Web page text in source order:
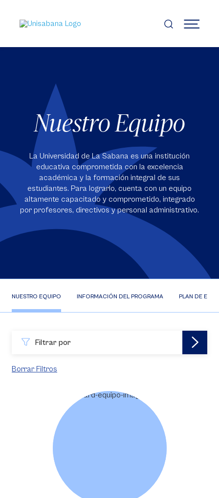
contenido
principal
MENÚ
Nuestro Equipo
La Universidad de La Sabana es una institución
educativa comprometida con la excelencia
académica y la formación integral de sus
estudiantes. Para lograrlo, cuenta con un equipo
altamente capacitado y comprometido, integrado
por profesores, directivos y personal administrativo.
NUESTRO EQUIPO INFORMACIÓN DEL PROGRAMA PLAN DE
Filtrar por
Borrar Filtros